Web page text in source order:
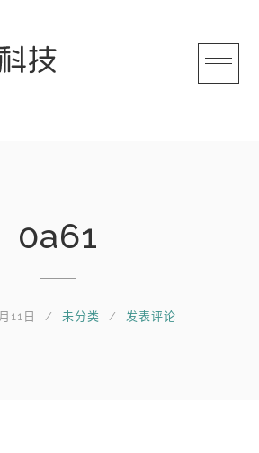
0a61
11日 未分类 发表评论